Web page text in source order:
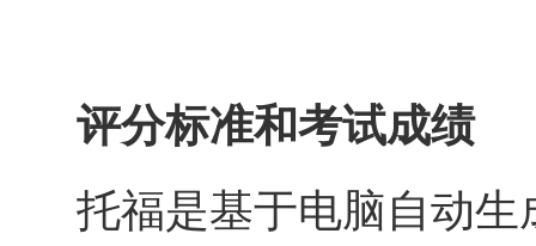
评分标准和考试成绩
托福是基于电脑自动生